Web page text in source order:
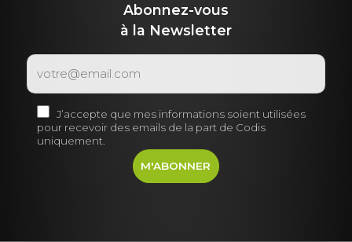
Abonnez-vous
à la Newsletter
J’accepte que mes informations soient utilisées
pour recevoir des emails de la part de Codis
uniquement.